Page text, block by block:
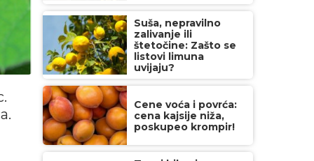
Suša, nepravilno
zalivanje ili
štetočine: Zašto se
listovi limuna
uvijaju?
Cene voća i povrća:
cena kajsije niža,
poskupeo krompir!